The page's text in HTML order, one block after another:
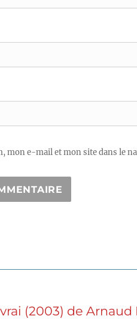
mon e-mail et mon site dans le
(2003) de